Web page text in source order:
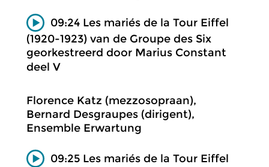
09:24 Les mariés de la Tour Eiffel
(1920-1923) van de Groupe des Six
georkestreerd door Marius Constant
deel V
Florence Katz (mezzosopraan),
Bernard Desgraupes (dirigent),
Ensemble Erwartung
09:25 Les mariés de la Tour Eiffel